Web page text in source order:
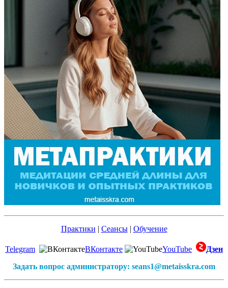
Практики | Сеансы| Обучение
Telegram ВКонтакте YouTube
Дзен
Задать вопрос администратору: seans1@metaisskra.com